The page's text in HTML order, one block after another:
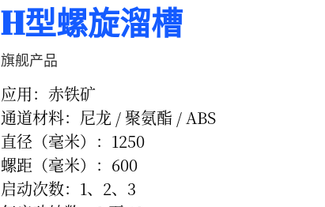
H型螺旋溜槽
旗舰产品
应用：赤铁矿
通道材料：尼龙 / 聚氨酯 / ABS
直径（毫米）：1250
螺距（毫米）：600
启动次数：1、2、3